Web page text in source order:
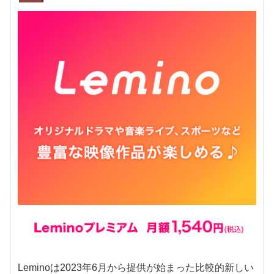
Leminoは2023年6月から提供が始まった比較的新しい